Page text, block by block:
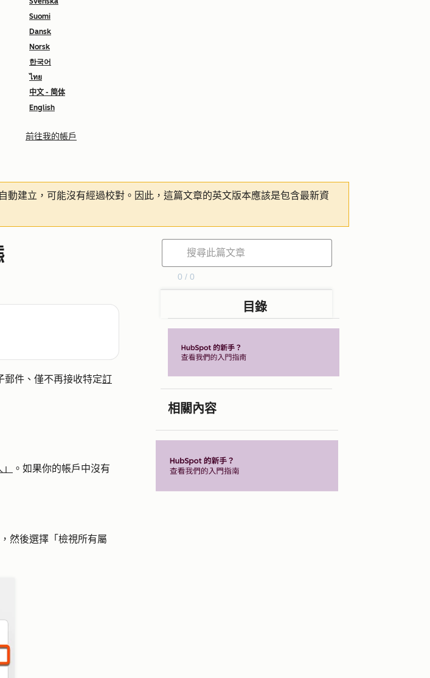
Suomi
Dansk
Norsk
한국어
ไทย
中文 - 简体
English
前往我的帳戶
動建立，可能沒有經過校對。因此，這篇文章的英文版本應該是包含最新資
郵件、僅不再接收特定訂
。如果你的帳戶中沒有
然後選擇「 檢視所有屬
0 / 0
目錄
相關內容